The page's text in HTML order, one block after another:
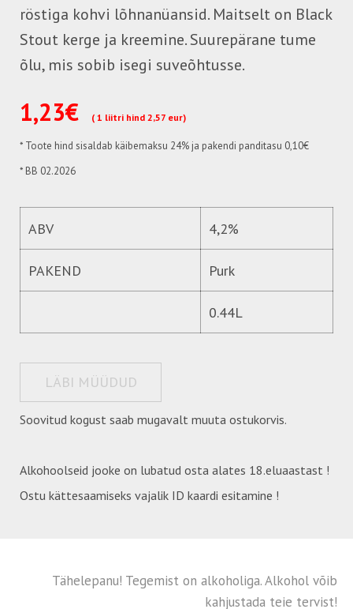
röstiga kohvi lõhnanüansid. Maitselt on Black
Stout kerge ja kreemine. Suurepärane tume
õlu, mis sobib isegi suveõhtusse.
1,23€ ( 1 liitri hind 2,57 eur)
* Toote hind sisaldab käibemaksu 24% ja pakendi panditasu 0,10€
* BB 02.2026
ABV 4,2%
PAKEND Purk
0.44L
LÄBI MÜÜDUD
Soovitud kogust saab mugavalt muuta ostukorvis.
Alkohoolseid jooke on lubatud osta alates 18.eluaastast !
Ostu kättesaamiseks vajalik ID kaardi esitamine !
Tähelepanu! Tegemist on alkoholiga. Alkohol võib
kahjustada teie tervist!